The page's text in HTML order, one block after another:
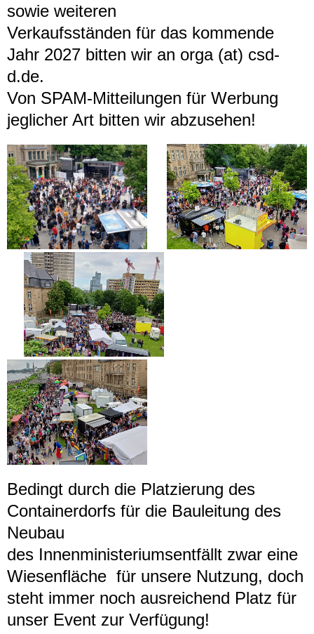
sowie weiteren
Verkaufsständen für das kommende
Jahr 2027 bitten wir an orga (at) csd-
d.de.
Von SPAM-Mitteilungen für Werbung
jeglicher Art bitten wir abzusehen!
Bedingt durch die Platzierung des
Containerdorfs für die Bauleitung des
Neubau
des Innenministeriumsentfällt zwar eine
Wiesenfläche für unsere Nutzung, doch
steht immer noch ausreichend Platz für
unser Event zur Verfügung!